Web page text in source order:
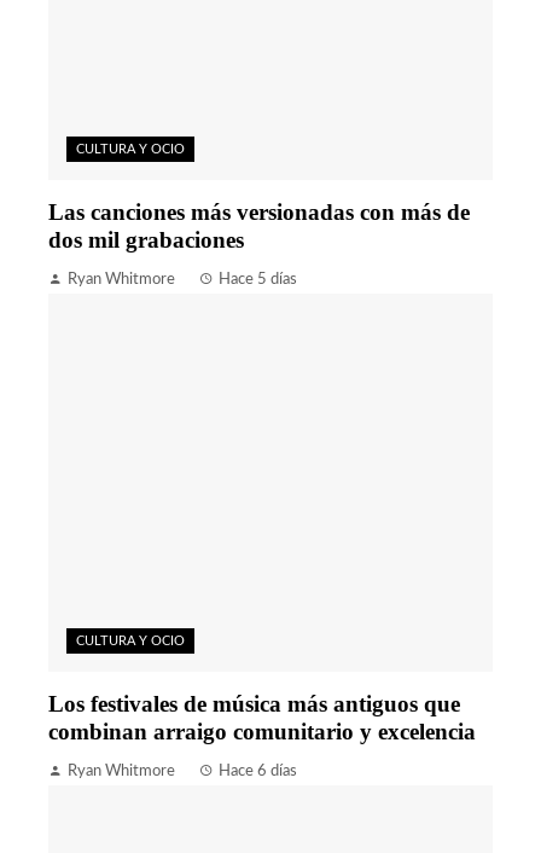
CULTURA Y OCIO
Las canciones más versionadas con más de
dos mil grabaciones
Ryan Whitmore Hace 5 días
CULTURA Y OCIO
Los festivales de música más antiguos que
combinan arraigo comunitario y excelencia
Ryan Whitmore Hace 6 días